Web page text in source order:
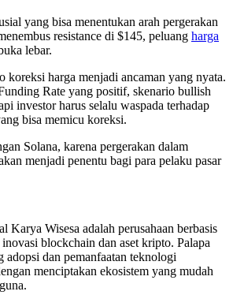
yang bisa menentukan arah pergerakan
resistance di $145, peluang harga
lebar.
koreksi harga menjadi ancaman yang nyata.
Rate yang positif, skenario bullish
investor harus selalu waspada terhadap
bisa memicu koreksi.
Solana, karena pergerakan dalam
menjadi penentu bagi para pelaku pasar
Karya Wisesa adalah perusahaan berbasis
blockchain dan aset kripto. Palapa
dan pemanfaatan teknologi
menciptakan ekosistem yang mudah